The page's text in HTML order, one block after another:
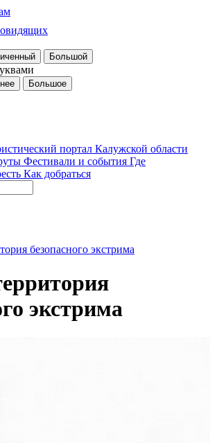
Большой
Большое
Фестивали и события Где
Как добраться
безопасного экстрима
экстрима